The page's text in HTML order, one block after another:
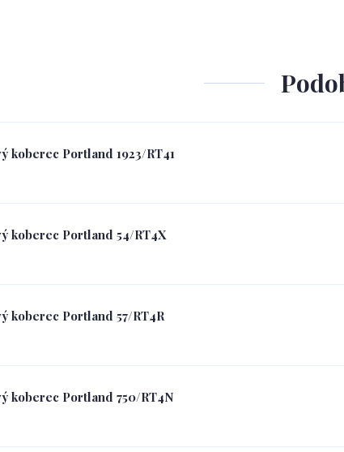
koberec Portland 1923/RT41
koberec Portland 54/RT4X
koberec Portland 57/RT4R
koberec Portland 750/RT4N